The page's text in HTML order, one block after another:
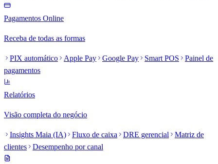
Pagamentos Online
Receba de todas as formas
PIX automático Apple Pay Google Pay Smart POS
Painel de
pagamentos
Relatórios
Visão completa do negócio
Insights Maia (IA) Fluxo de caixa DRE gerencial
Matriz de
clientes
Desempenho por canal